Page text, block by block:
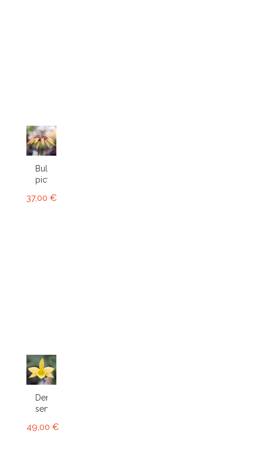
Bulbophyllum
picturatum
37,00 €
Dendrobium
senile
49,00 €